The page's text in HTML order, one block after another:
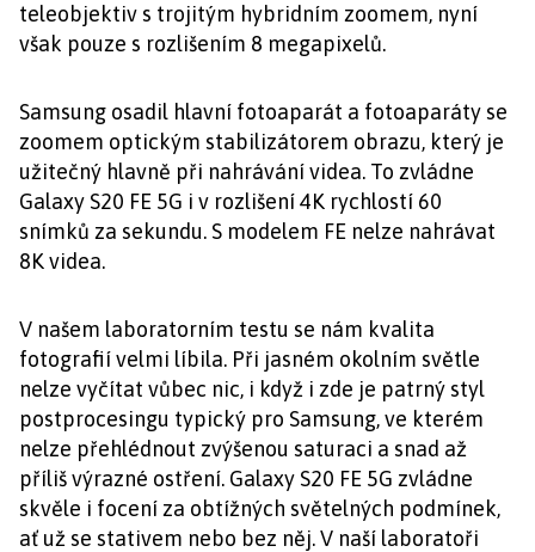
teleobjektiv s trojitým hybridním zoomem, nyní
však pouze s rozlišením 8 megapixelů.
Samsung osadil hlavní fotoaparát a fotoaparáty se
zoomem optickým stabilizátorem obrazu, který je
užitečný hlavně při nahrávání videa. To zvládne
Galaxy S20 FE 5G i v rozlišení 4K rychlostí 60
snímků za sekundu. S modelem FE nelze nahrávat
8K videa.
V našem laboratorním testu se nám kvalita
fotografií velmi líbila. Při jasném okolním světle
nelze vyčítat vůbec nic, i když i zde je patrný styl
postprocesingu typický pro Samsung, ve kterém
nelze přehlédnout zvýšenou saturaci a snad až
příliš výrazné ostření. Galaxy S20 FE 5G zvládne
skvěle i focení za obtížných světelných podmínek,
ať už se stativem nebo bez něj. V naší laboratoři